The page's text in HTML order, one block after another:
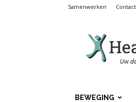
Samenwerken Contact
BEWEGING